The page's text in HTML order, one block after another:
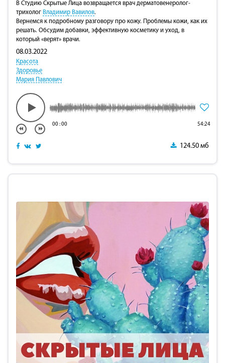
В Студию Скрытые Лица возвращается врач дерматовенеролог-
трихолог Владимир Вавилов.
Вернемся к подробному разговору про кожу. Проблемы кожи, как их
решать. Обсудим добавки, эффективную косметику и уход, в
который «верят» врачи.
08.03.2022
Красота
Здоровье
Мария Павлович
00:00 54:24
124.50 мб